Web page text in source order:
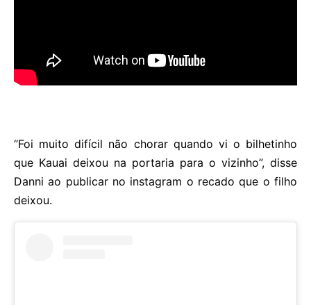
“Foi muito difícil não chorar quando vi o bilhetinho
que Kauai deixou na portaria para o vizinho”, disse
Danni ao publicar no instagram o recado que o filho
deixou.